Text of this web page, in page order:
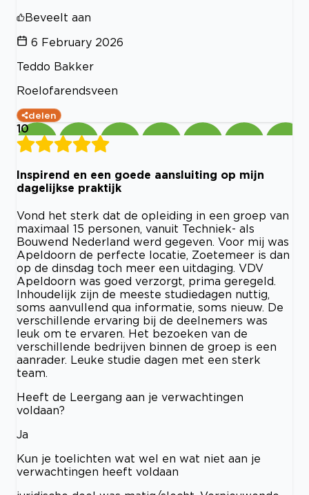
Beveelt aan
6 February 2026
Teddo Bakker
Roelofarendsveen
delen
10
Inspirend en een goede aansluiting op mijn
dagelijkse praktijk
Vond het sterk dat de opleiding in een groep van
maximaal 15 personen, vanuit Techniek- als
Bouwend Nederland werd gegeven. Voor mij was
Apeldoorn de perfecte locatie, Zoetemeer is dan
op de dinsdag toch meer een uitdaging. VDV
Apeldoorn was goed verzorgt, prima geregeld.
Inhoudelijk zijn de meeste studiedagen nuttig,
soms aanvullend qua informatie, soms nieuw. De
verschillende ervaring bij de deelnemers was
leuk om te ervaren. Het bezoeken van de
verschillende bedrijven binnen de groep is een
aanrader. Leuke studie dagen met een sterk
team.
Heeft de Leergang aan je verwachtingen
voldaan?
Ja
Kun je toelichten wat wel en wat niet aan je
verwachtingen heeft voldaan